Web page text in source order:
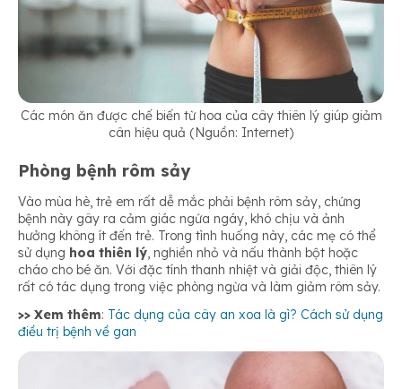
Các món ăn được chế biến từ hoa của cây thiên lý giúp giảm
cân hiệu quả (Nguồn: Internet)
Phòng bệnh rôm sảy
Vào mùa hè, trẻ em rất dễ mắc phải bệnh rôm sảy, chứng
bệnh này gây ra cảm giác ngứa ngáy, khó chịu và ảnh
hưởng không ít đến trẻ. Trong tình huống này, các mẹ có thể
sử dụng hoa thiên lý, nghiền nhỏ và nấu thành bột hoặc
cháo cho bé ăn. Với đặc tính thanh nhiệt và giải độc, thiên lý
rất có tác dụng trong việc phòng ngừa và làm giảm rôm sảy.
>> Xem thêm: Tác dụng của cây an xoa là gì? Cách sử dụng
điều trị bệnh về gan